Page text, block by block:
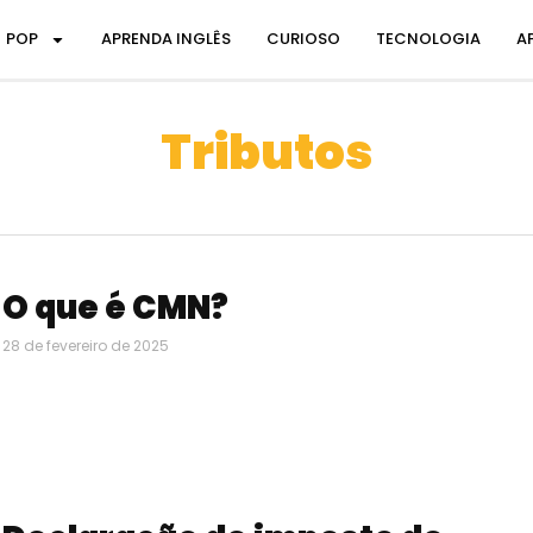
POP APRENDA INGLÊS CURIOSO TECNOLOGIA
Tributos
O que é CMN?
28 de fevereiro de 2025